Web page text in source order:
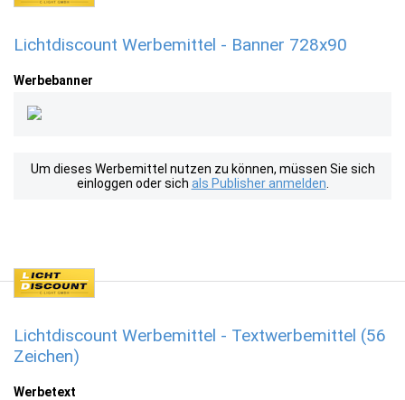
Lichtdiscount Werbemittel - Banner 728x90
Werbebanner
Um dieses Werbemittel nutzen zu können, müssen Sie sich
einloggen oder sich als Publisher anmelden
Lichtdiscount Werbemittel - Textwerbemittel (56
Zeichen)
Werbetext